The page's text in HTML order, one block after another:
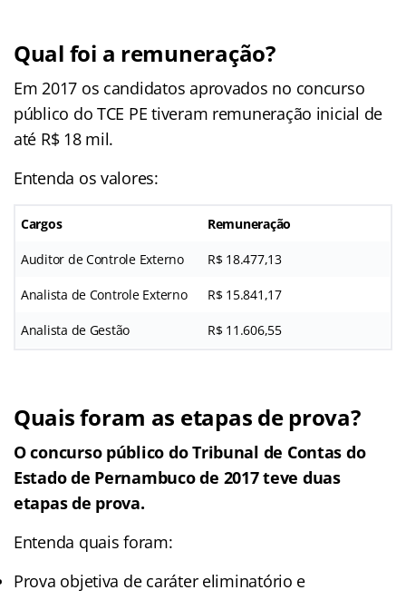
Qual foi a remuneração?
Em 2017 os candidatos aprovados no concurso
público do TCE PE tiveram remuneração inicial de
até R$ 18 mil.
Entenda os valores:
Cargos Remuneração
Auditor de Controle Externo R$ 18.477,13
Analista de Controle Externo R$ 15.841,17
Analista de Gestão R$ 11.606,55
Quais foram as etapas de prova?
O concurso público do Tribunal de Contas do
Estado de Pernambuco de 2017 teve duas
etapas de prova.
Entenda quais foram:
Prova objetiva de caráter eliminatório e